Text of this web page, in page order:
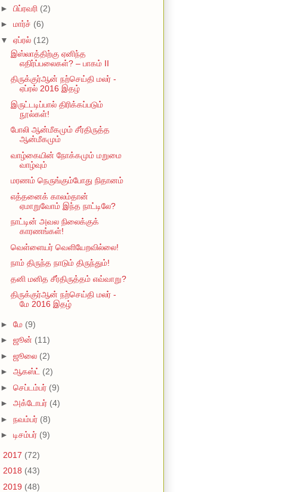
► பிப்ரவரி (2)
► மார்ச் (6)
▼ ஏப்ரல் (12)
இஸ்லாத்திற்கு ஏனிந்த
எதிர்ப்பலைகள்? – பாகம் II
திருக்குர்ஆன் நற்செய்தி மலர் -
ஏப்ரல் 2016 இதழ்
இருட்டடிப்பால் திரிக்கப்படும்
நூல்கள்!
போலி ஆன்மீகமும் சீர்திருத்த
ஆன்மீகமும்
வாழ்கையின் நோக்கமும் மறுமை
வாழ்வும்
மரணம் நெருங்கும்போது நிதானம்
எத்தனைக் காலம்தான்
ஏமாறுவோம் இந்த நாட்டிலே?
நாட்டின் அவல நிலைக்குக்
காரணங்கள்!
வெள்ளையர் வெளியேறவில்லை!
நாம் திருந்த நாடும் திருந்தும்!
தனி மனித சீர்திருத்தம் எவ்வாறு?
திருக்குர்ஆன் நற்செய்தி மலர் -
மே 2016 இதழ்
► மே (9)
► ஜூன் (11)
► ஜூலை (2)
► ஆகஸ்ட் (2)
► செப்டம்பர் (9)
► அக்டோபர் (4)
► நவம்பர் (8)
► டிசம்பர் (9)
2017 (72)
2018 (43)
2019 (48)